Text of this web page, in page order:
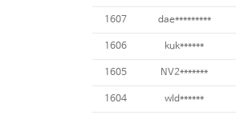
1607 dae*********
1606 kuk******
1605 NV2*******
1604 wld******